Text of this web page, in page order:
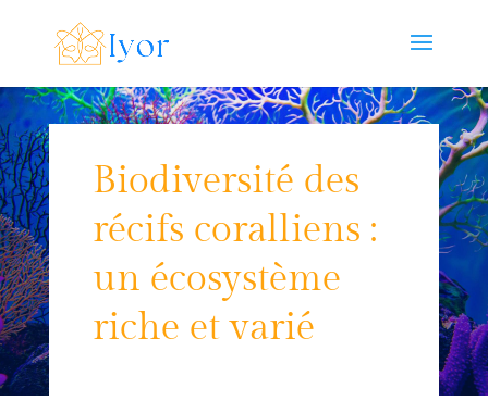
Biodiversité des
récifs coralliens :
un écosystème
riche et varié